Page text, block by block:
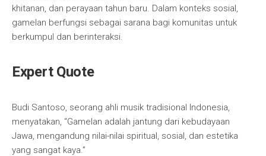
khitanan, dan perayaan tahun baru. Dalam konteks sosial,
gamelan berfungsi sebagai sarana bagi komunitas untuk
berkumpul dan berinteraksi.
Expert Quote
Budi Santoso, seorang ahli musik tradisional Indonesia,
menyatakan, “Gamelan adalah jantung dari kebudayaan
Jawa, mengandung nilai-nilai spiritual, sosial, dan estetika
yang sangat kaya.”